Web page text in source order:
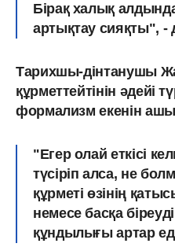
Бірақ халық
артықтау сияқты", -
Тарихшы-дінтанушы
құрметтейтінін әдейі
формализм екенін
"Егер олай еткісі
түсіріп алса, не
құрметі өзінің
немесе басқа
құндылығы артар